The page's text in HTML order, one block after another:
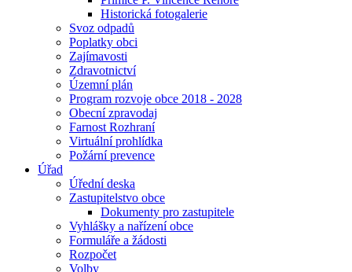
Historická fotogalerie
Svoz odpadů
Poplatky obci
Zajímavosti
Zdravotnictví
Územní plán
Program rozvoje obce 2018 - 2028
Obecní zpravodaj
Farnost Rozhraní
Virtuální prohlídka
Požární prevence
Úřad
Úřední deska
Zastupitelstvo obce
Dokumenty pro zastupitele
Vyhlášky a nařízení obce
Formuláře a žádosti
Rozpočet
Volby